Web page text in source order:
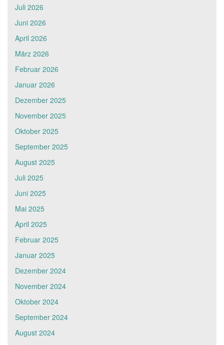
Juli 2026
Juni 2026
April 2026
März 2026
Februar 2026
Januar 2026
Dezember 2025
November 2025
Oktober 2025
September 2025
August 2025
Juli 2025
Juni 2025
Mai 2025
April 2025
Februar 2025
Januar 2025
Dezember 2024
November 2024
Oktober 2024
September 2024
August 2024